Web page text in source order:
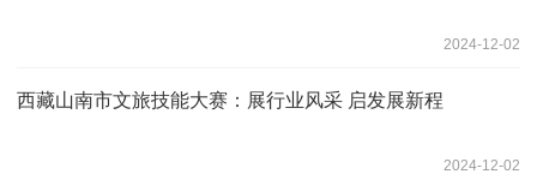
2024-12-02
西藏山南市文旅技能大赛：展行业风采 启发展新程
2024-12-02